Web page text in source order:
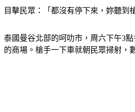
目擊民眾：「都沒有停下來，妳聽到
泰國曼谷北部的呵叻市，周六下午3
的商場。槍手一下車就朝民眾掃射，